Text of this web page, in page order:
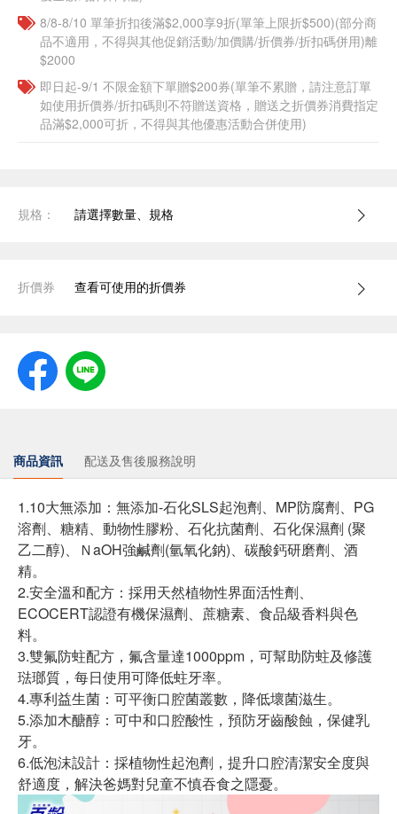
8/8-8/10 單筆折扣後滿$2,000享9折(單筆上限折$500)(部分商
品不適用，不得與其他促銷活動/加價購/折價券/折扣碼併用)離
$2000
即日起-9/1 不限金額下單贈$200券(單筆不累贈，請注意訂單
如使用折價券/折扣碼則不符贈送資格，贈送之折價券消費指定
品滿$2,000可折，不得與其他優惠活動合併使用)
規格： 請選擇數量、規格
折價券 查看可使用的折價券
商品資訊 配送及售後服務說明
1.10大無添加：無添加-石化SLS起泡劑、MP防腐劑、PG
溶劑、糖精、動物性膠粉、石化抗菌劑、石化保濕劑 (聚
乙二醇)、ＮaOH強鹹劑(氫氧化鈉)、碳酸鈣研磨劑、酒
精。
2.安全溫和配方：採用天然植物性界面活性劑、
ECOCERT認證有機保濕劑、蔗糖素、食品級香料與色
料。
3.雙氟防蛀配方，氟含量達1000ppm，可幫助防蛀及修護
琺瑯質，每日使用可降低蛀牙率。
4.專利益生菌：可平衡口腔菌叢數，降低壞菌滋生。
5.添加木醣醇：可中和口腔酸性，預防牙齒酸蝕，保健乳
牙。
6.低泡沫設計：採植物性起泡劑，提升口腔清潔安全度與
舒適度，解決爸媽對兒童不慎吞食之隱憂。